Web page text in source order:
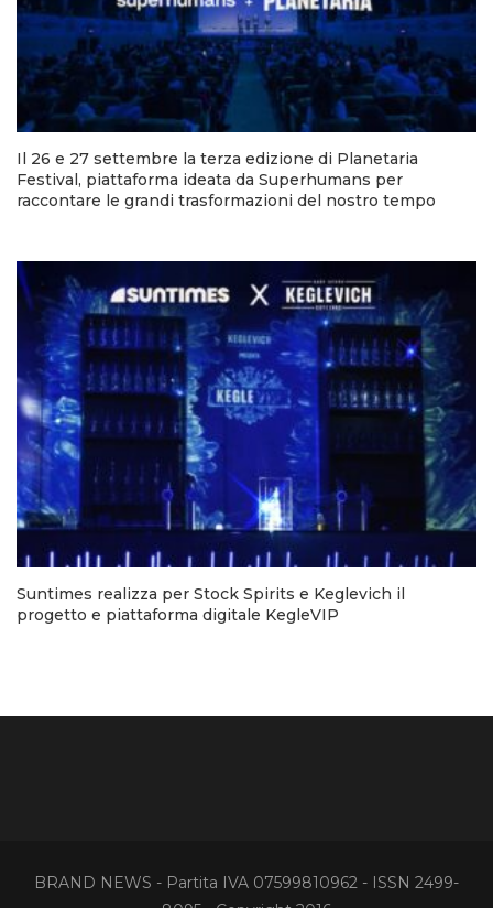
Il 26 e 27 settembre la terza edizione di Planetaria
Festival, piattaforma ideata da Superhumans per
raccontare le grandi trasformazioni del nostro tempo
Suntimes realizza per Stock Spirits e Keglevich il
progetto e piattaforma digitale KegleVIP
BRAND NEWS - Partita IVA 07599810962 - ISSN 2499-